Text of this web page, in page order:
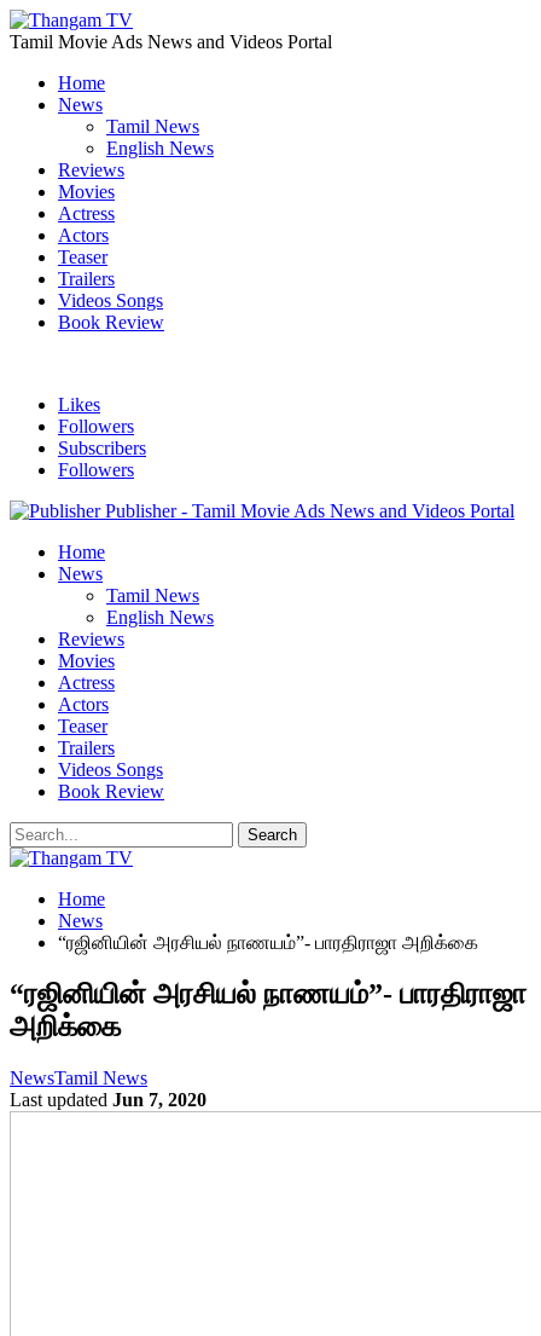
Tamil Movie Ads News and Videos Portal
Home
News
Tamil News
English News
Reviews
Movies
Actress
Actors
Teaser
Trailers
Videos Songs
Book Review
Likes
Followers
Subscribers
Followers
Publisher - Tamil Movie Ads News and Videos Portal
Home
News
Tamil News
English News
Reviews
Movies
Actress
Actors
Teaser
Trailers
Videos Songs
Book Review
Home
News
“ரஜினியின் அரசியல் நாணயம்”- பாரதிராஜா அறிக்கை
“ரஜினியின் அரசியல் நாணயம்”- பாரதிராஜா
அறிக்கை
NewsTamil News
Last updated Jun 7, 2020